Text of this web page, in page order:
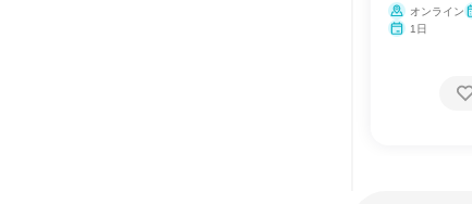
オンライン
1日